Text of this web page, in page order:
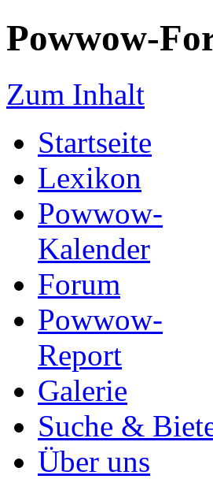
Powwow-
Zum Inhalt
Startseite
Lexikon
Powwow-
Kalender
Forum
Powwow-
Report
Galerie
Suche &
Über uns